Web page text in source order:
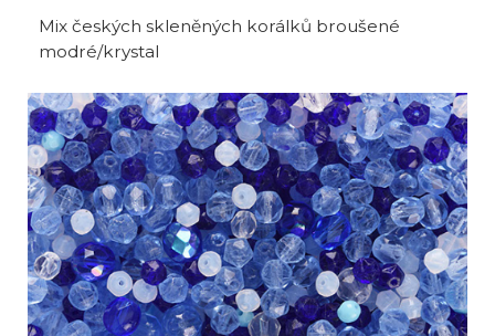
Mix českých skleněných korálků broušené
modré/krystal